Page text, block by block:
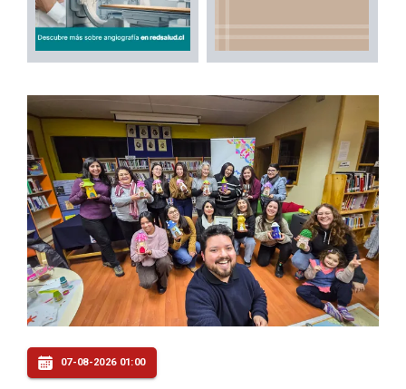
07-08-2026 01:00